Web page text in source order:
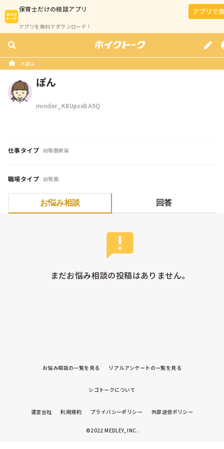
保育士だけの相談アプリ
アプリを無料でダウンロード！
アプリで
ぽん
ぽん
minder_K8UpxxBA9Q
仕事タイプ 幼稚園教諭
職場タイプ 幼稚園
お悩み相談 回答
まだお悩み相談の投稿はありません。
お悩み相談の一覧を見る リアルアンケートの一覧を見る
シゴトークについて
運営会社 利用規約 プライバシーポリシー 外部送信ポリシー
©2022 MEDLEY, INC.